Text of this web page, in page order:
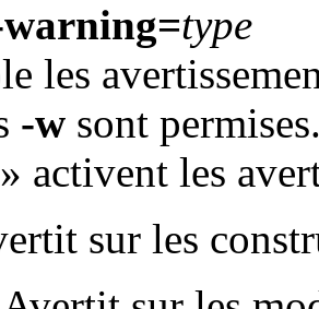
type
les
-w sont
activent les
sur les